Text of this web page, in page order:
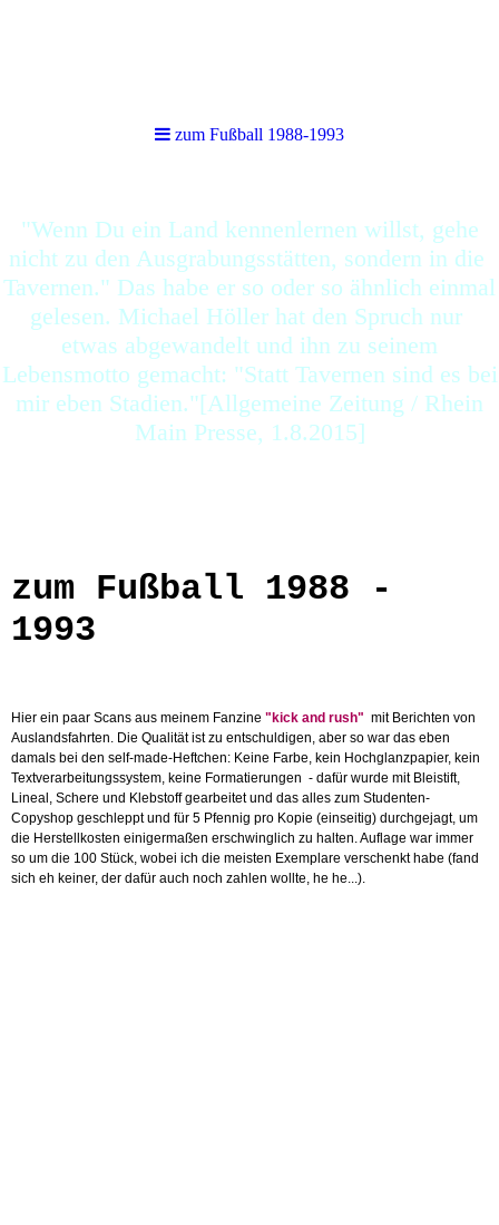
zum Fußball 1988-1993
"Wenn Du ein Land kennenlernen willst, gehe
nicht zu den Ausgrabungsstätten, sondern in die
Tavernen." Das habe er so oder so ähnlich einmal
gelesen. Michael Höller hat den Spruch nur
etwas abgewandelt und ihn zu seinem
Lebensmotto gemacht: "Statt Tavernen sind es bei
mir eben Stadien."[Allgemeine Zeitung / Rhein
Main Presse, 1.8.2015]
zum Fußball 1988 -
1993
Hier ein paar Scans aus meinem Fanzine "kick and rush" mit Berichten von
Auslandsfahrten. Die Qualität ist zu entschuldigen, aber so war das eben
damals bei den self-made-Heftchen: Keine Farbe, kein Hochglanzpapier, kein
Textverarbeitungssystem, keine Formatierungen - dafür wurde mit Bleistift,
Lineal, Schere und Klebstoff gearbeitet und das alles zum Studenten-
Copyshop geschleppt und für 5 Pfennig pro Kopie (einseitig) durchgejagt, um
die Herstellkosten einigermaßen erschwinglich zu halten. Auflage war immer
so um die 100 Stück, wobei ich die meisten Exemplare verschenkt habe (fand
sich eh keiner, der dafür auch noch zahlen wollte, he he...).
zum Fußball 1988-1993